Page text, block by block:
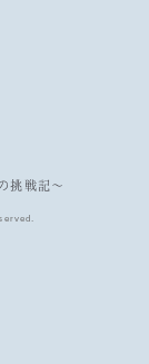
挑戦記〜